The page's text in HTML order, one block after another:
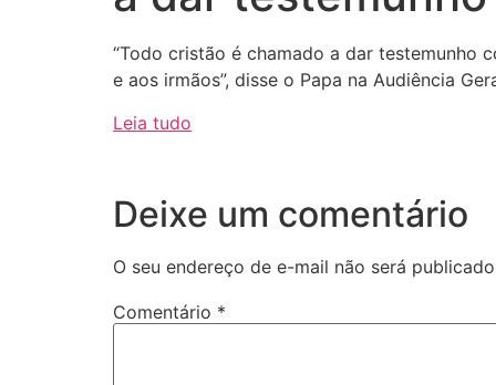
“Todo cristão é chamado a dar testemunho
e aos irmãos”, disse o Papa na Audiência
Leia tudo
Deixe um comentário
O seu endereço de e-mail não será
Comentário *